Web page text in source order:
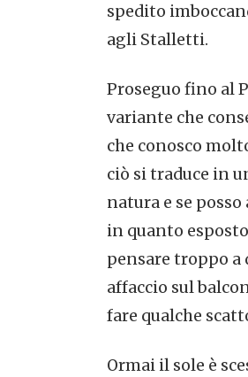
spedito
agli Stalletti.
Proseguo fino al
variante che
che conosco
ciò si traduce in
natura e se
in quanto
pensare troppo a
affaccio sul
fare qualche
Ormai il sole è